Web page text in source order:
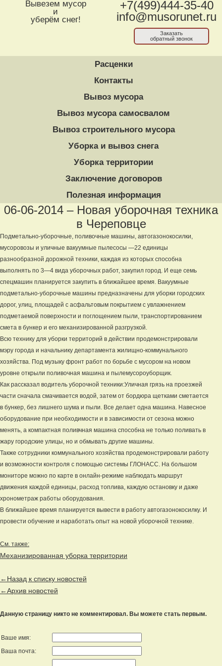
Вывезем мусор
и
уберём снег!
+7(499)444-35-40
info@musorunet.ru
Заказать
обратный звонок
Расценки
Контакты
Вывоз мусора
Вывоз мусора самосвалом
Вывоз строительного мусора
Уборка и вывоз снега
Уборка территории
Заключение договоров
Полезная информация
06-06-2014 – Новая уборочная техника
в Череповце
Подметально-уборочные, поливочные машины, автогазонокосилки,
мусоровозы и уличные вакуумные пылесосы —22 единицы
разнообразной дорожной техники, каждая из которых способна
выполнять по 3—4 вида уборочных работ, закупил город. И еще семь
спецмашин планируется закупить в ближайшее время. Вакуумные
подметально-уборочные машины предназначены для уборки городских
дорог, улиц, площадей с асфальтовым покрытием с увлажнением
подметаемой поверхности и поглощением пыли, транспортированием
смета в бункер и его механизированной разгрузкой.
Всю технику для уборки территорий в действии продемонстрировали
мэру города и начальнику департамента жилищно-коммунального
хозяйства. Под музыку фронт работ по борьбе с мусором на новом
уровне открыли поливочная машина и пылемусороуборщик.
Как рассказал водитель уборочной техники:Уличная грязь на проезжей
части сначала смачивается водой, затем от бордюра щетками сметается
в бункер, без лишнего шума и пыли. Все делает одна машина. Навесное
оборудование при необходимости и в зависимости от сезона можно
менять, а компактная поливчная машина способна не только поливать в
жару городские улицы, но и обмывать другие машины.
Также сотрудники коммунального хозяйства продемонстрировали работу
и возможности контроля с помощью системы ГЛОНАСС. На большом
мониторе можно по карте в онлайн-режиме наблюдать маршрут
движения каждой единицы, расход топлива, каждую остановку и даже
хронометраж работы оборудования.
В ближайшее время планируется вывести в работу автогазонокосилку. И
провести обучение и наработать опыт на новой уборочной технике.
См. также:
Механизированная уборка территории
←Назад к списку новостей
←Архив новостей
Данную страницу никто не комментировал. Вы можете стать первым.
Ваше имя:
Ваша почта: